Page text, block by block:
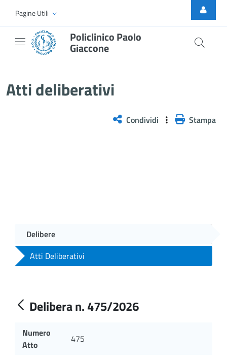
Skip to Main Content
Pagine Utili
Policlinico Paolo
Giaccone
Atti deliberativi
Condividi Stampa
Delibere
Atti Deliberativi
Delibera n. 475/2026
Numero
Atto
475